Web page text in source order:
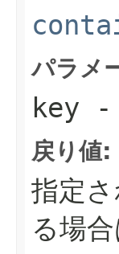
パラメ
key -
戻り値:
指定
る場